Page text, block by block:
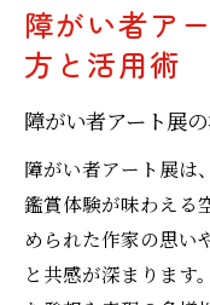
障がい者ア
方と活用術
障がい者アート展
障がい者アート展は
鑑賞体験が味わえる
められた作家の思い
と共感が深まります